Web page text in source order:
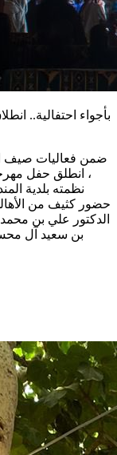
بأجواء احتفالية..
نظمته بلدية
حضور كثيف من
الدكتور علي بن
بن سعيد آل